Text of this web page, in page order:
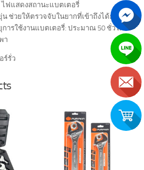
ไฟแสดงสถานะแบตเตอรี่
ช่วยให้ตรวจจับในยากที่เข้าถึงได้ยาก
การใช้งานแบตเตอรี่: ประมาณ 50 ชั่วโมง
า
ร์รั่ว